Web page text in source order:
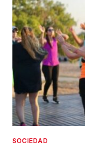
SOCIEDAD